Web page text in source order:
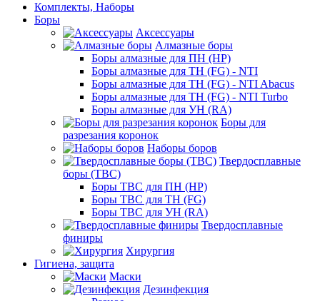
Комплекты, Наборы
Боры
Аксессуары
Алмазные боры
Боры алмазные для ПН (HP)
Боры алмазные для ТН (FG) - NTI
Боры алмазные для ТН (FG) - NTI Abacus
Боры алмазные для ТН (FG) - NTI Turbo
Боры алмазные для УН (RA)
Боры для
разрезания коронок
Наборы боров
Твердосплавные
боры (ТВС)
Боры ТВС для ПН (HP)
Боры ТВС для ТН (FG)
Боры ТВС для УН (RA)
Твердосплавные
финиры
Хирургия
Гигиена, защита
Маски
Дезинфекция